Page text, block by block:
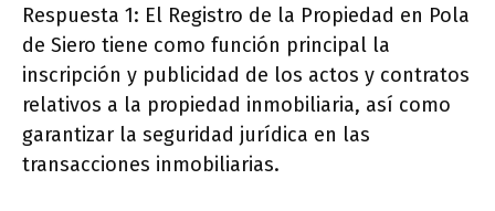
Respuesta 1: El Registro de la Propiedad en Pola
de Siero tiene como función principal la
inscripción y publicidad de los actos y contratos
relativos a la propiedad inmobiliaria, así como
garantizar la seguridad jurídica en las
transacciones inmobiliarias.